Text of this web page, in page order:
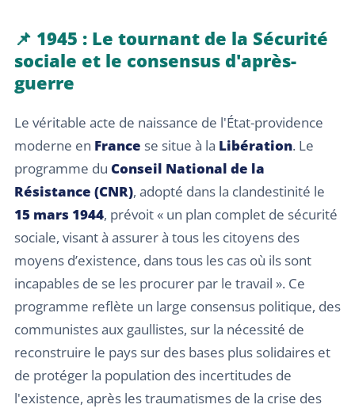
📌 1945 : Le tournant de la Sécurité
sociale et le consensus d'après-
guerre
Le véritable acte de naissance de l'État-providence
moderne en France se situe à la Libération. Le
programme du Conseil National de la
Résistance (CNR), adopté dans la clandestinité le
15 mars 1944, prévoit « un plan complet de sécurité
sociale, visant à assurer à tous les citoyens des
moyens d’existence, dans tous les cas où ils sont
incapables de se les procurer par le travail ». Ce
programme reflète un large consensus politique, des
communistes aux gaullistes, sur la nécessité de
reconstruire le pays sur des bases plus solidaires et
de protéger la population des incertitudes de
l'existence, après les traumatismes de la crise des